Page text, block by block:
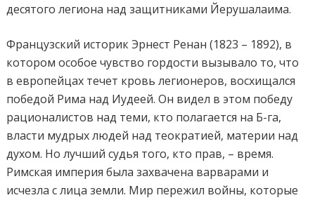
десятого легиона над защитниками Йерушалаима.
Французский историк Эрнест Ренан (1823 – 1892), в
котором особое чувство гордости вызывало то, что
в европейцах течет кровь легионеров, восхищался
победой Рима над Иудеей. Он видел в этом победу
рационалистов над теми, кто полагается на Б-га,
власти мудрых людей над теократией, материи над
духом. Но лучший судья того, кто прав, – время.
Римская империя была захвачена варварами и
исчезла с лица земли. Мир пережил войны, которые